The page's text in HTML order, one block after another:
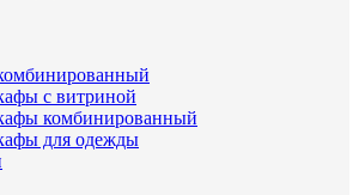
с витриной
комбинированный
для одежды